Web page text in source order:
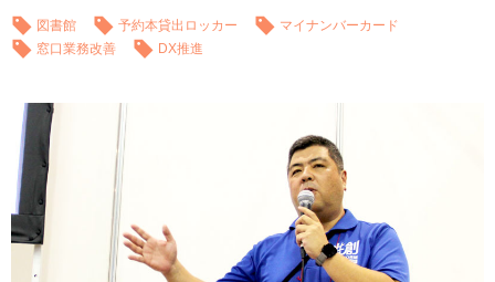
図書館 予約本貸出ロッカー
マイナンバーカード
窓口業務改善
DX推進